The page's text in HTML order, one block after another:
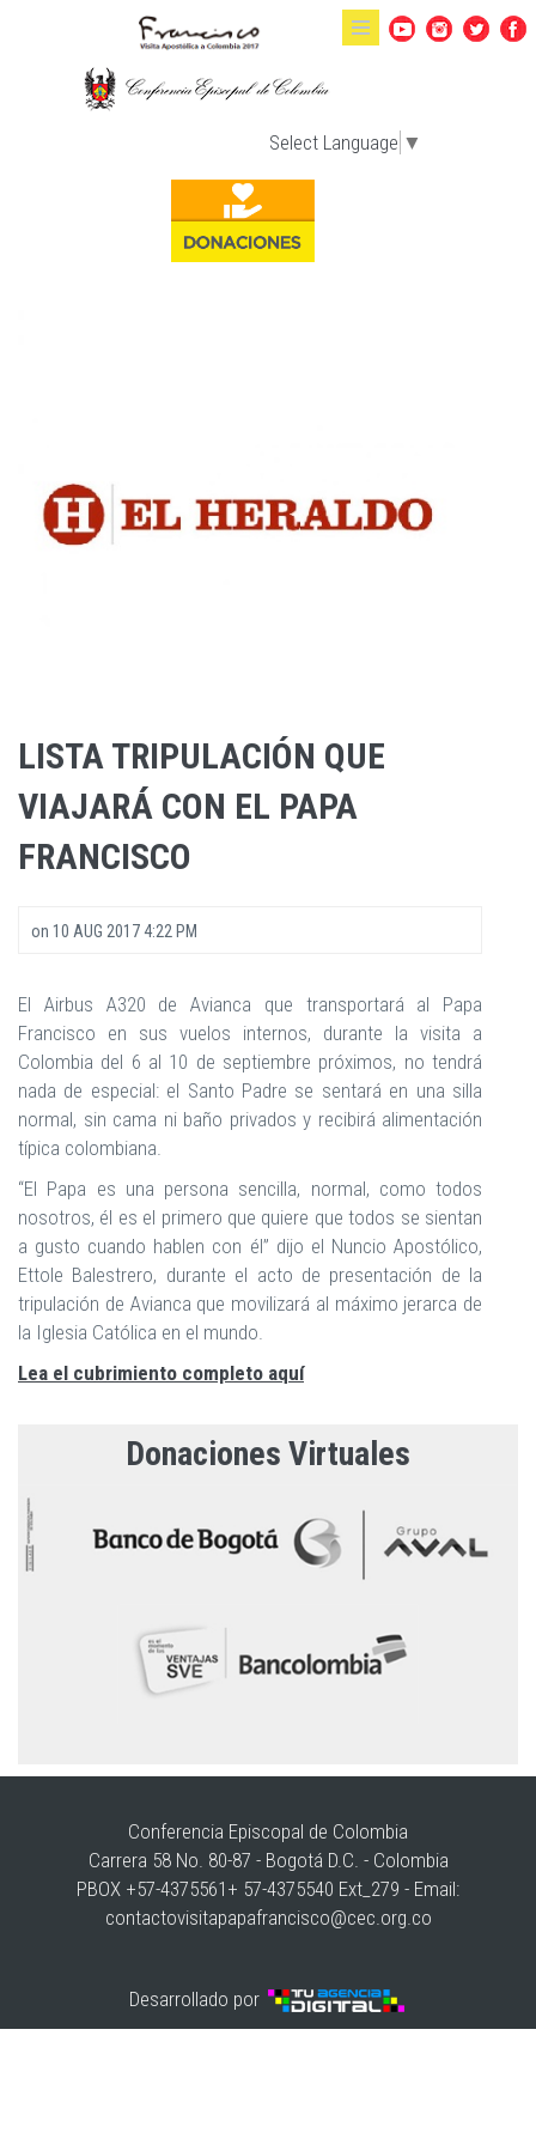
Pasar al contenido principal
Select Language ▼
LISTA TRIPULACIÓN QUE
VIAJARÁ CON EL PAPA
FRANCISCO
on 10 AUG 2017 4:22 PM
El Airbus A320 de Avianca que transportará al Papa
Francisco en sus vuelos internos, durante la visita a
Colombia del 6 al 10 de septiembre próximos, no tendrá
nada de especial: el Santo Padre se sentará en una silla
normal, sin cama ni baño privados y recibirá alimentación
típica colombiana.
“El Papa es una persona sencilla, normal, como todos
nosotros, él es el primero que quiere que todos se sientan
a gusto cuando hablen con él” dijo el Nuncio Apostólico,
Ettole Balestrero, durante el acto de presentación de la
tripulación de Avianca que movilizará al máximo jerarca de
la Iglesia Católica en el mundo.
Lea el cubrimiento completo aquí
Donaciones Virtuales
Conferencia Episcopal de Colombia
Carrera 58 No. 80-87 - Bogotá D.C. - Colombia
PBOX +57-4375561+ 57-4375540 Ext_279 - Email:
contactovisitapapafrancisco@cec.org.co
Desarrollado por